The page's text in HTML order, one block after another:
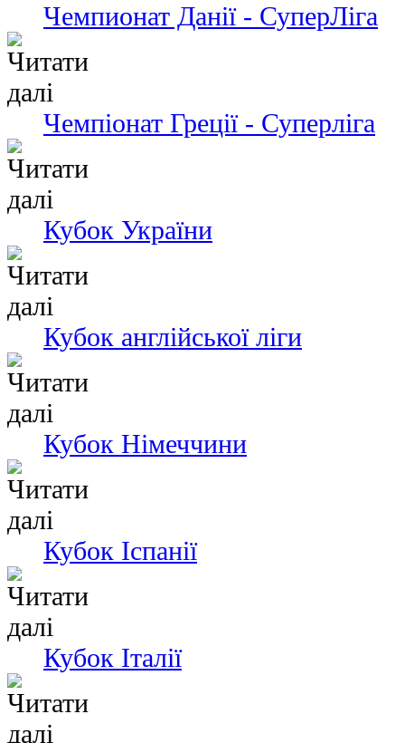
Чемпионат Данії - СуперЛіга
Чемпіонат Греції - Суперліга
Кубок України
Кубок англійської ліги
Кубок Німеччини
Кубок Іспанії
Кубок Італії